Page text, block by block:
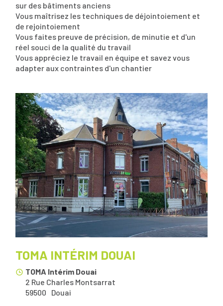
sur des bâtiments anciens
Vous maîtrisez les techniques de déjointoiement et
de rejointoiement
Vous faites preuve de précision, de minutie et d'un
réel souci de la qualité du travail
Vous appréciez le travail en équipe et savez vous
adapter aux contraintes d'un chantier
TOMA INTÉRIM DOUAI
TOMA Intérim Douai
2 Rue Charles Montsarrat
Douai
59500